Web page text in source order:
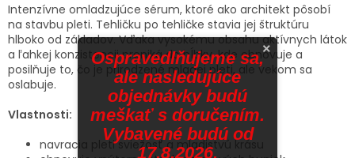
Intenzívne omladzujúce sérum, ktoré ako architekt pôsobí
na stavbu pleti. Tehličku po tehličke stavia jej štruktúru
hlboko od základov. Vďaka vysokému obsahu aktívnych látok
a ľahkej konzistencii preniká do hĺbky, kde obnovuje a
posilňuje to, čo je prirodzené mladej pleti, ale vekom sa
oslabuje.
Vlastnosti:
navracia pleti sviežosť a mladistvú krásu
×
Ospravedlňujeme sa,
ale nasledujúce
objednávky budú
meškať s doručením.
Vybavené budú od
17.8.2026.